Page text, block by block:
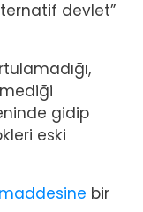
devlet”
gidip
eski
maddesine bir